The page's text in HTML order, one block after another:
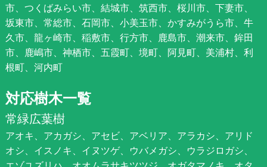
市、つくばみらい市、結城市、筑西市、桜川市、下妻市、
坂東市、常総市、石岡市、小美玉市、かすみがうら市、牛
久市、龍ヶ崎市、稲敷市、行方市、鹿島市、潮来市、鉾田
市、鹿嶋市、神栖市、五霞町、境町、阿見町、美浦村、利
根町、河内町
対応樹木一覧
常緑広葉樹
アオキ、アカガシ、アセビ、アベリア、アラカシ、アリド
オシ、イスノキ、イヌツゲ、ウバメガシ、ウラジロガシ、